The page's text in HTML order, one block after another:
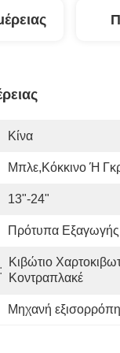
Κίνα
Μπλε,κόκκινο Ή
13"-24"
Πρότυπα Εξαγωγής
Κιβώτιο
Κοντραπλακέ
Μηχανή